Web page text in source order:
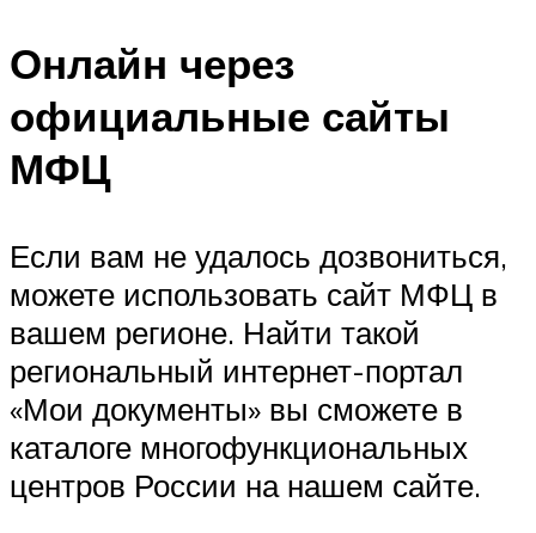
Онлайн через
официальные сайты
МФЦ
Если вам не удалось дозвониться,
можете использовать сайт МФЦ в
вашем регионе. Найти такой
региональный интернет-портал
«Мои документы» вы сможете в
каталоге многофункциональных
центров России на нашем сайте.